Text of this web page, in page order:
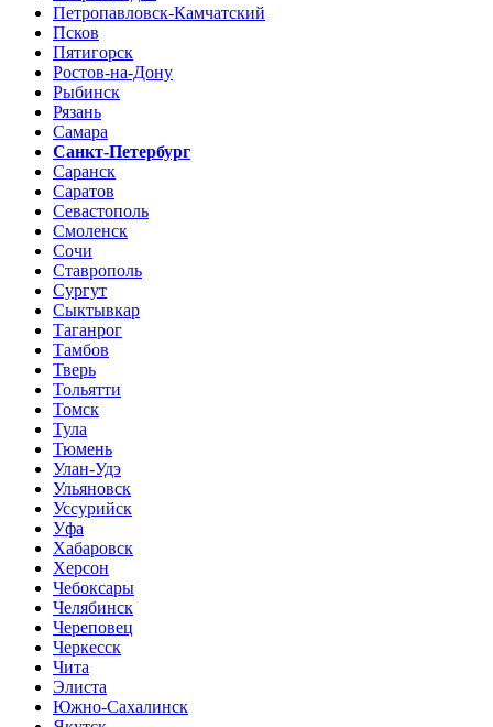
Петропавловск-Камчатский
Псков
Пятигорск
Ростов-на-Дону
Рыбинск
Рязань
Самара
Санкт-Петербург
Саранск
Саратов
Севастополь
Смоленск
Сочи
Ставрополь
Сургут
Сыктывкар
Таганрог
Тамбов
Тверь
Тольятти
Томск
Тула
Тюмень
Улан-Удэ
Ульяновск
Уссурийск
Уфа
Хабаровск
Херсон
Чебоксары
Челябинск
Череповец
Черкесск
Чита
Элиста
Южно-Сахалинск